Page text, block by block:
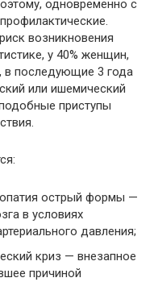
одновременно с
возникновения
у 40% женщин,
в последующие 3 года
или ишемический
приступы
острый формы —
в условиях
давления;
криз — внезапное
причиной